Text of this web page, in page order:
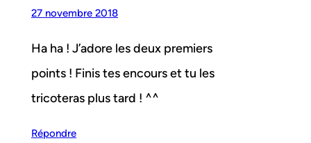
27 novembre 2018
Ha ha ! J’adore les deux premiers
points ! Finis tes encours et tu les
tricoteras plus tard ! ^^
Répondre